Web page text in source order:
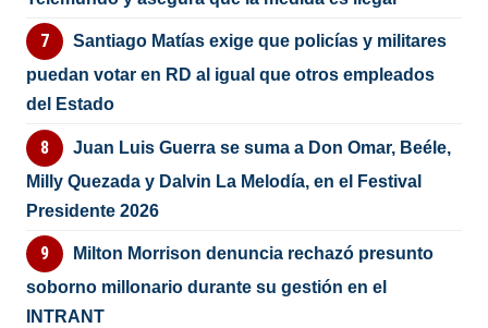
Santiago Matías exige que policías y militares
puedan votar en RD al igual que otros empleados
del Estado
Juan Luis Guerra se suma a Don Omar, Beéle,
Milly Quezada y Dalvin La Melodía, en el Festival
Presidente 2026
Milton Morrison denuncia rechazó presunto
soborno millonario durante su gestión en el
INTRANT